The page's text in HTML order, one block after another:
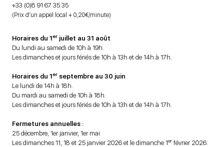
+33 (0)8 91 67 35 35
(Prix d’un appel local + 0,20€/minute)
Horaires du 1er juillet au 31 août
Du lundi au samedi de 10h à 19h.
Les dimanches et jours fériés de 10h à 13h et de 14h à 17h.
Horaires du 1er septembre au 30 juin
Le lundi de 14h à 18h.
Du mardi au samedi de 10h à 18h.
Les dimanches et jours fériés de 10h à 13h et de 14h à 17h.
Fermetures annuelles :
25 décembre, 1er janvier, 1er mai
Les dimanches 11, 18 et 25 janvier 2026 et le dimanche 1er février 2026.